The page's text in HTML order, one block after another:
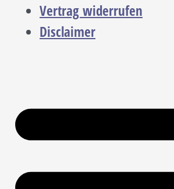
Vertrag widerrufen
Disclaimer